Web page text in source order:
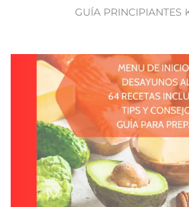
GUÍA PRINCIPIANTES